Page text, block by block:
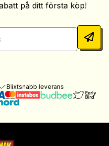
på ditt första köp!
Blixtsnabb leverans